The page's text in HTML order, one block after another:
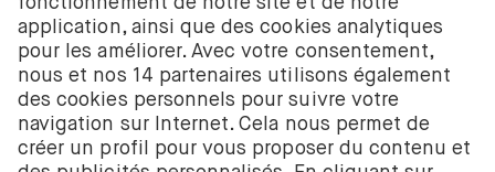
actions et les ETF sont fournis par BUX B.V. BUX B.V.
est enregistré auprès de la Chambre de commerce
néerlandaise à Amsterdam sous le numéro
58403949. BUX B.V. est autorisé et réglementé par
l’Autorité néerlandaise des marchés financiers
(Autoriteit Financiële Markten – AFM).